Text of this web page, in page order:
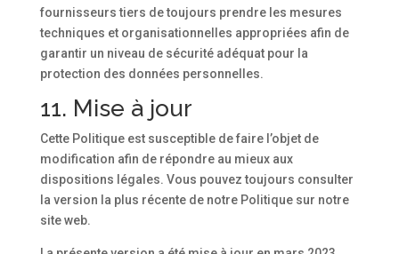
fournisseurs tiers de toujours prendre les mesures
techniques et organisationnelles appropriées afin de
garantir un niveau de sécurité adéquat pour la
protection des données personnelles.
11. Mise à jour
Cette Politique est susceptible de faire l’objet de
modification afin de répondre au mieux aux
dispositions légales. Vous pouvez toujours consulter
la version la plus récente de notre Politique sur notre
site web.